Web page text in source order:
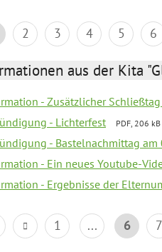
2 3 4 5 6
aus der Kita
- Zusätzlicher
- Lichterfest PDF, 206 kB
- Bastelnachmittag am
- Ein neues Youtube-
- Ergebnisse der
1 ... 6 7